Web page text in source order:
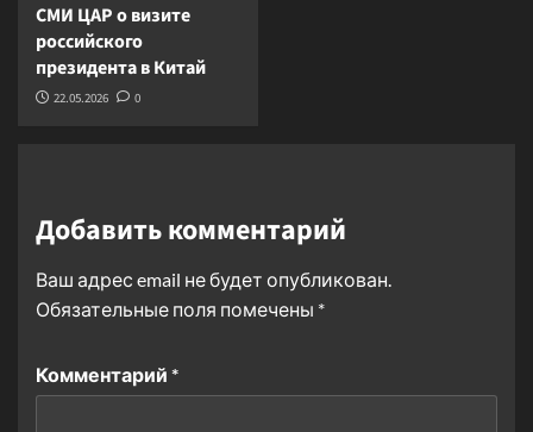
СМИ ЦАР о визите
российского
президента в Китай
22.05.2026 0
Добавить комментарий
Ваш адрес email не будет опубликован.
Обязательные поля помечены *
Комментарий *